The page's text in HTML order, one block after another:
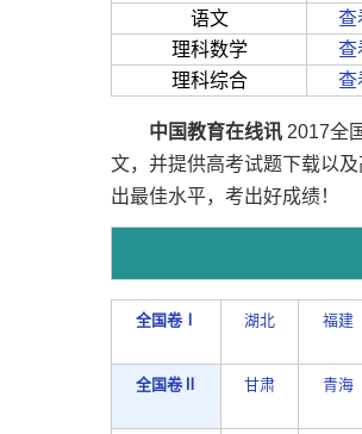
语文
查
理科数学
查
理科综合
查
中国教育在线讯 2017全
文，并提供高考试题下载以
出最佳水平，考出好成绩！
全国卷Ⅰ 湖北 福建
全国卷Ⅱ 甘肃 青海